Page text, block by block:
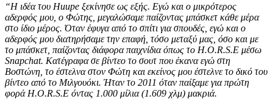
“Η ιδέα του Huupe ξεκίνησε ως εξής. Εγώ και ο μικρότερος
αδερφός μου, ο Φώτης, μεγαλώσαμε παίζοντας μπάσκετ κάθε μέρα
στο ίδιο μέρος. Όταν έφυγα από το σπίτι για σπουδές, εγώ και ο
αδερφός μου διατηρήσαμε την επαφή, τόσο μεταξύ μας, όσο και με
το μπάσκετ, παίζοντας διάφορα παιχνίδια όπως το H.O.R.S.E μέσω
Snapchat. Κατέγραφα σε βίντεο το σουτ που έκανα εγώ στη
Βοστώνη, το έστελνα στον Φώτη και εκείνος μου έστελνε το δικό του
βίντεο από το Μιλγουόκι. Ήταν το 2011 όταν παίξαμε για πρώτη
φορά H.O.R.S.E όντας 1.000 μίλια (1.609 χλμ) μακριά.